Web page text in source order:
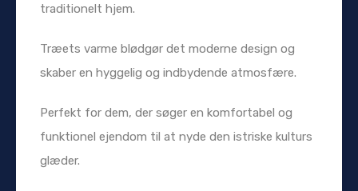
traditionelt hjem.
Træets varme blødgør det moderne design og
skaber en hyggelig og indbydende atmosfære.
Perfekt for dem, der søger en komfortabel og
funktionel ejendom til at nyde den istriske kulturs
glæder.